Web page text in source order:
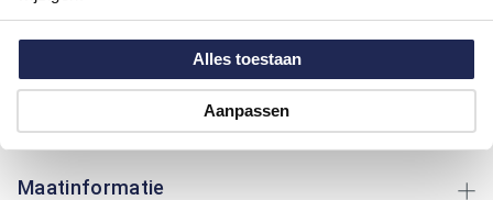
Alles toestaan
Aanpassen
Blauw/Navy
Materiaal:
100% Polyester
Regular Fit
Motief:
Uni motief
Maatinformatie